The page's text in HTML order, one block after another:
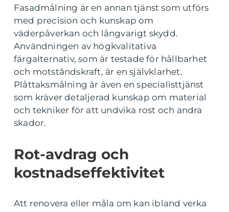
Fasadmålning är en annan tjänst som utförs
med precision och kunskap om
väderpåverkan och långvarigt skydd.
Användningen av högkvalitativa
färgalternativ, som är testade för hållbarhet
och motståndskraft, är en självklarhet.
Plåttaksmålning är även en specialisttjänst
som kräver detaljerad kunskap om material
och tekniker för att undvika rost och andra
skador.
Rot-avdrag och
kostnadseffektivitet
Att renovera eller måla om kan ibland verka